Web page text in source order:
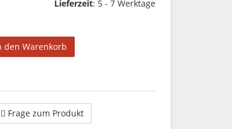
Lieferzeit: 5 - 7 Werktage
den Warenkorb
Frage zum Produkt